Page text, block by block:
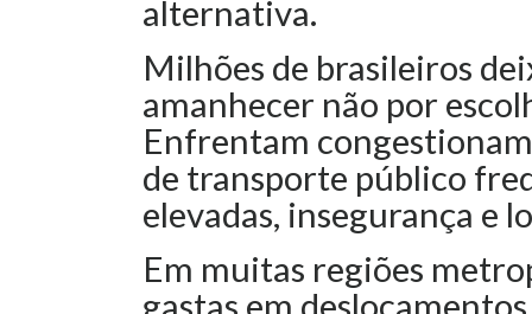
alternativa.
Milhões de brasileiros
amanhecer não por
Enfrentam
de transporte público
elevadas, insegurança e
Em muitas regiões
gastas em